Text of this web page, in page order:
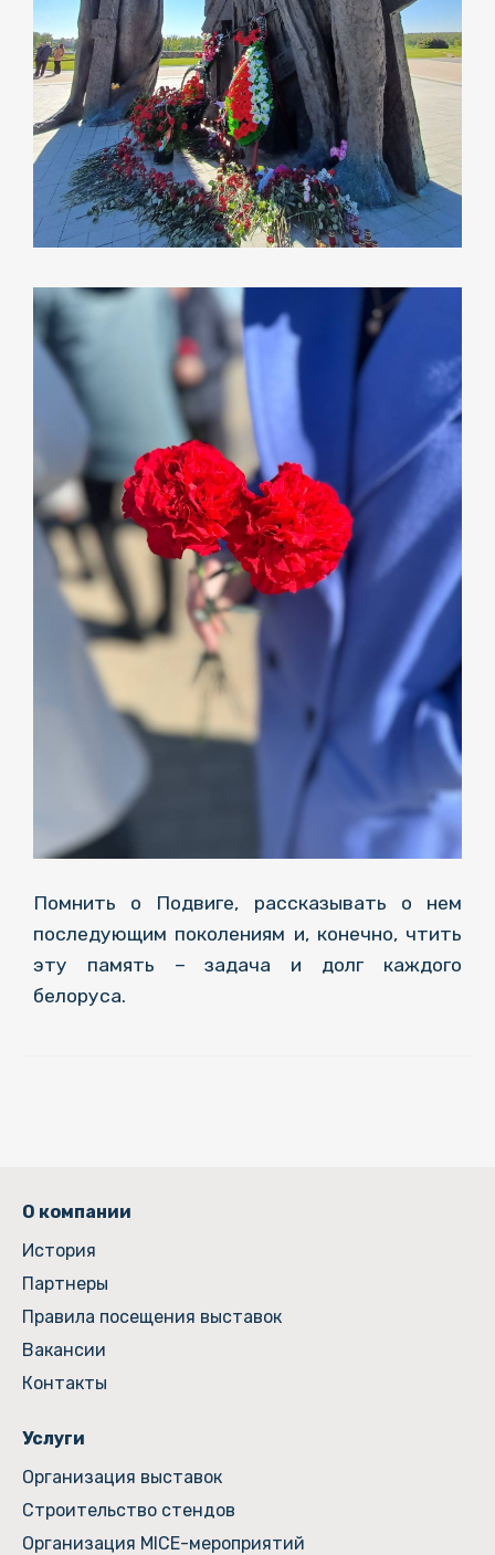
Помнить о Подвиге, рассказывать о нем
последующим поколениям и, конечно, чтить
эту память – задача и долг каждого
белоруса.
О компании
История
Партнеры
Правила посещения выставок
Вакансии
Контакты
Услуги
Организация выставок
Строительство стендов
Организация MICE-мероприятий